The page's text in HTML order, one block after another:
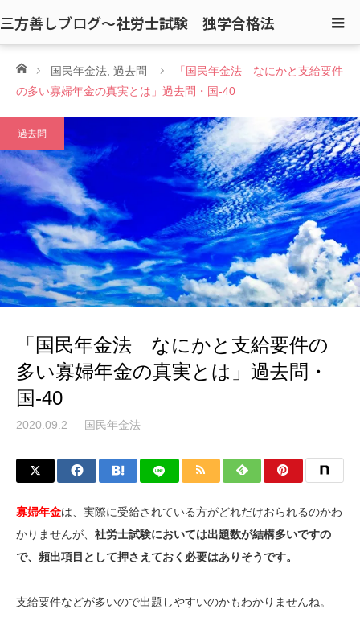
三方善しブログ〜社労士試験 独学合格法
ホーム国民年金法 過去問
「国民年金法 なにかと支給要件
の多い寡婦年金の真実とは」過去問・国-40
過去問
「国民年金法 なにかと支給要件の
多い寡婦年金の真実とは」過去問・
国-40
2020.09.2 国民年金法
寡婦年金は、実際に受給されている方がどれだけおられるのかわ
かりませんが、 社労士試験においては出題数が結構多いですの
で、頻出項目として押さえておく必要はありそうです。
支給要件などが多いので出題しやすいのかもわかりませんね。